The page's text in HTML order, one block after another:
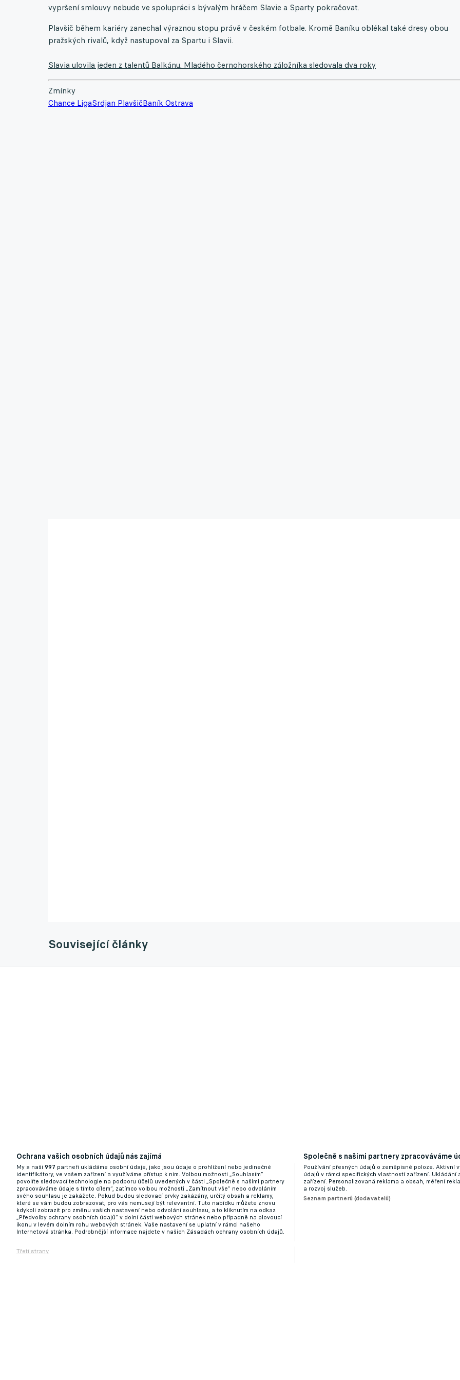
vypršení smlouvy nebude ve spolupráci s bývalým hráčem Slavie a Sparty pokračovat.
Plavšič během kariéry zanechal výraznou stopu právě v českém fotbale. Kromě Baníku oblékal také dresy obou
pražských rivalů, když nastupoval za Spartu i Slavii.
Slavia ulovila jeden z talentů Balkánu. Mladého černohorského záložníka sledovala dva roky
Zmínky
Chance LigaSrdjan PlavšičBaník Ostrava
Související články
11.06.2026 09:00
Zobrazit více
Ochrana vašich osobních údajů nás zajímá
My a naši 997 partneři ukládáme osobní údaje, jako jsou údaje o prohlížení nebo jedinečné
identifikátory, ve vašem zařízení a využíváme přístup k nim. Volbou možnosti „Souhlasím“
povolíte sledovací technologie na podporu účelů uvedených v části „Společně s našimi partnery
zpracováváme údaje s tímto cílem“, zatímco volbou možnosti „Zamítnout vše“ nebo odvoláním
svého souhlasu je zakážete. Pokud budou sledovací prvky zakázány, určitý obsah a reklamy,
které se vám budou zobrazovat, pro vás nemusejí být relevantní. Tuto nabídku můžete znovu
kdykoli zobrazit pro změnu vašich nastavení nebo odvolání souhlasu, a to kliknutím na odkaz
„Předvolby ochrany osobních údajů“ v dolní části webových stránek nebo případně na plovoucí
ikonu v levém dolním rohu webových stránek. Vaše nastavení se uplatní v rámci našeho
Internetová stránka. Podrobnější informace najdete v našich Zásadách ochrany osobních údajů.
Třetí strany
Společně s našimi partnery zpracováváme
Používání přesných údajů o zeměpisné poloze. Aktivní
údajů v rámci specifických vlastností zařízení. Ukládání
zařízení. Personalizovaná reklama a obsah, měření
a rozvoj služeb.
Seznam partnerů (dodavatelů)